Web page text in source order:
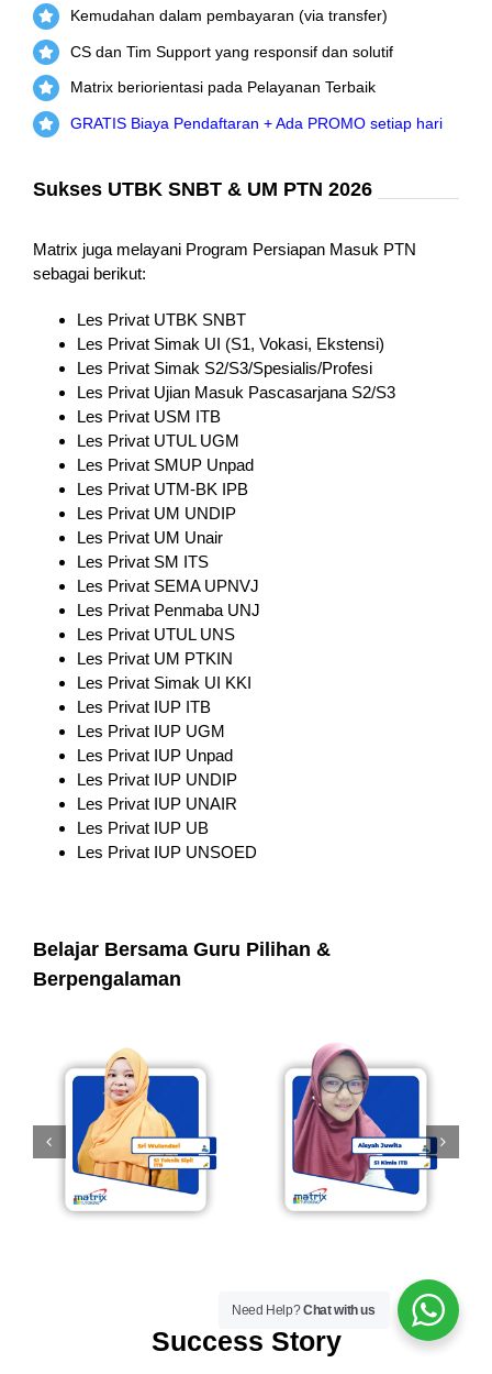
Kemudahan dalam pembayaran (via transfer)
CS dan Tim Support yang responsif dan solutif
Matrix beriorientasi pada Pelayanan Terbaik
GRATIS Biaya Pendaftaran + Ada PROMO setiap hari
Sukses UTBK SNBT & UM PTN 2026
Matrix juga melayani Program Persiapan Masuk PTN
sebagai berikut:
Les Privat UTBK SNBT
Les Privat Simak UI (S1, Vokasi, Ekstensi)
Les Privat Simak S2/S3/Spesialis/Profesi
Les Privat Ujian Masuk Pascasarjana S2/S3
Les Privat USM ITB
Les Privat UTUL UGM
Les Privat SMUP Unpad
Les Privat UTM-BK IPB
Les Privat UM UNDIP
Les Privat UM Unair
Les Privat SM ITS
Les Privat SEMA UPNVJ
Les Privat Penmaba UNJ
Les Privat UTUL UNS
Les Privat UM PTKIN
Les Privat Simak UI KKI
Les Privat IUP ITB
Les Privat IUP UGM
Les Privat IUP Unpad
Les Privat IUP UNDIP
Les Privat IUP UNAIR
Les Privat IUP UB
Les Privat IUP UNSOED
Belajar Bersama Guru Pilihan &
Berpengalaman
Success Story
Need Help?Chat with us